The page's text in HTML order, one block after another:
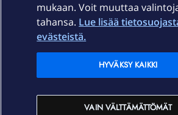
Ajankohtaista
Elisa Oyj
In English
mukaan. Voit muuttaa
tahansa. Lue lisää
evästeistä.
VAIN VÄLTTÄMÄTTÖMÄT
HYVÄKSY KAIKKI